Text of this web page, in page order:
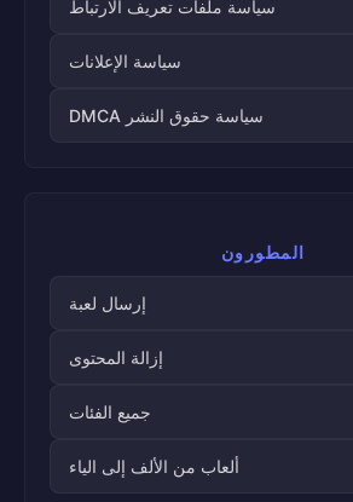
سياسة ملفات تعريف الارتباط
سياسة الإعلانات
سياسة حقوق النشر DMCA
المطورون
إرسال لعبة
إزالة المحتوى
جميع الفئات
ألعاب من الألف إلى الياء